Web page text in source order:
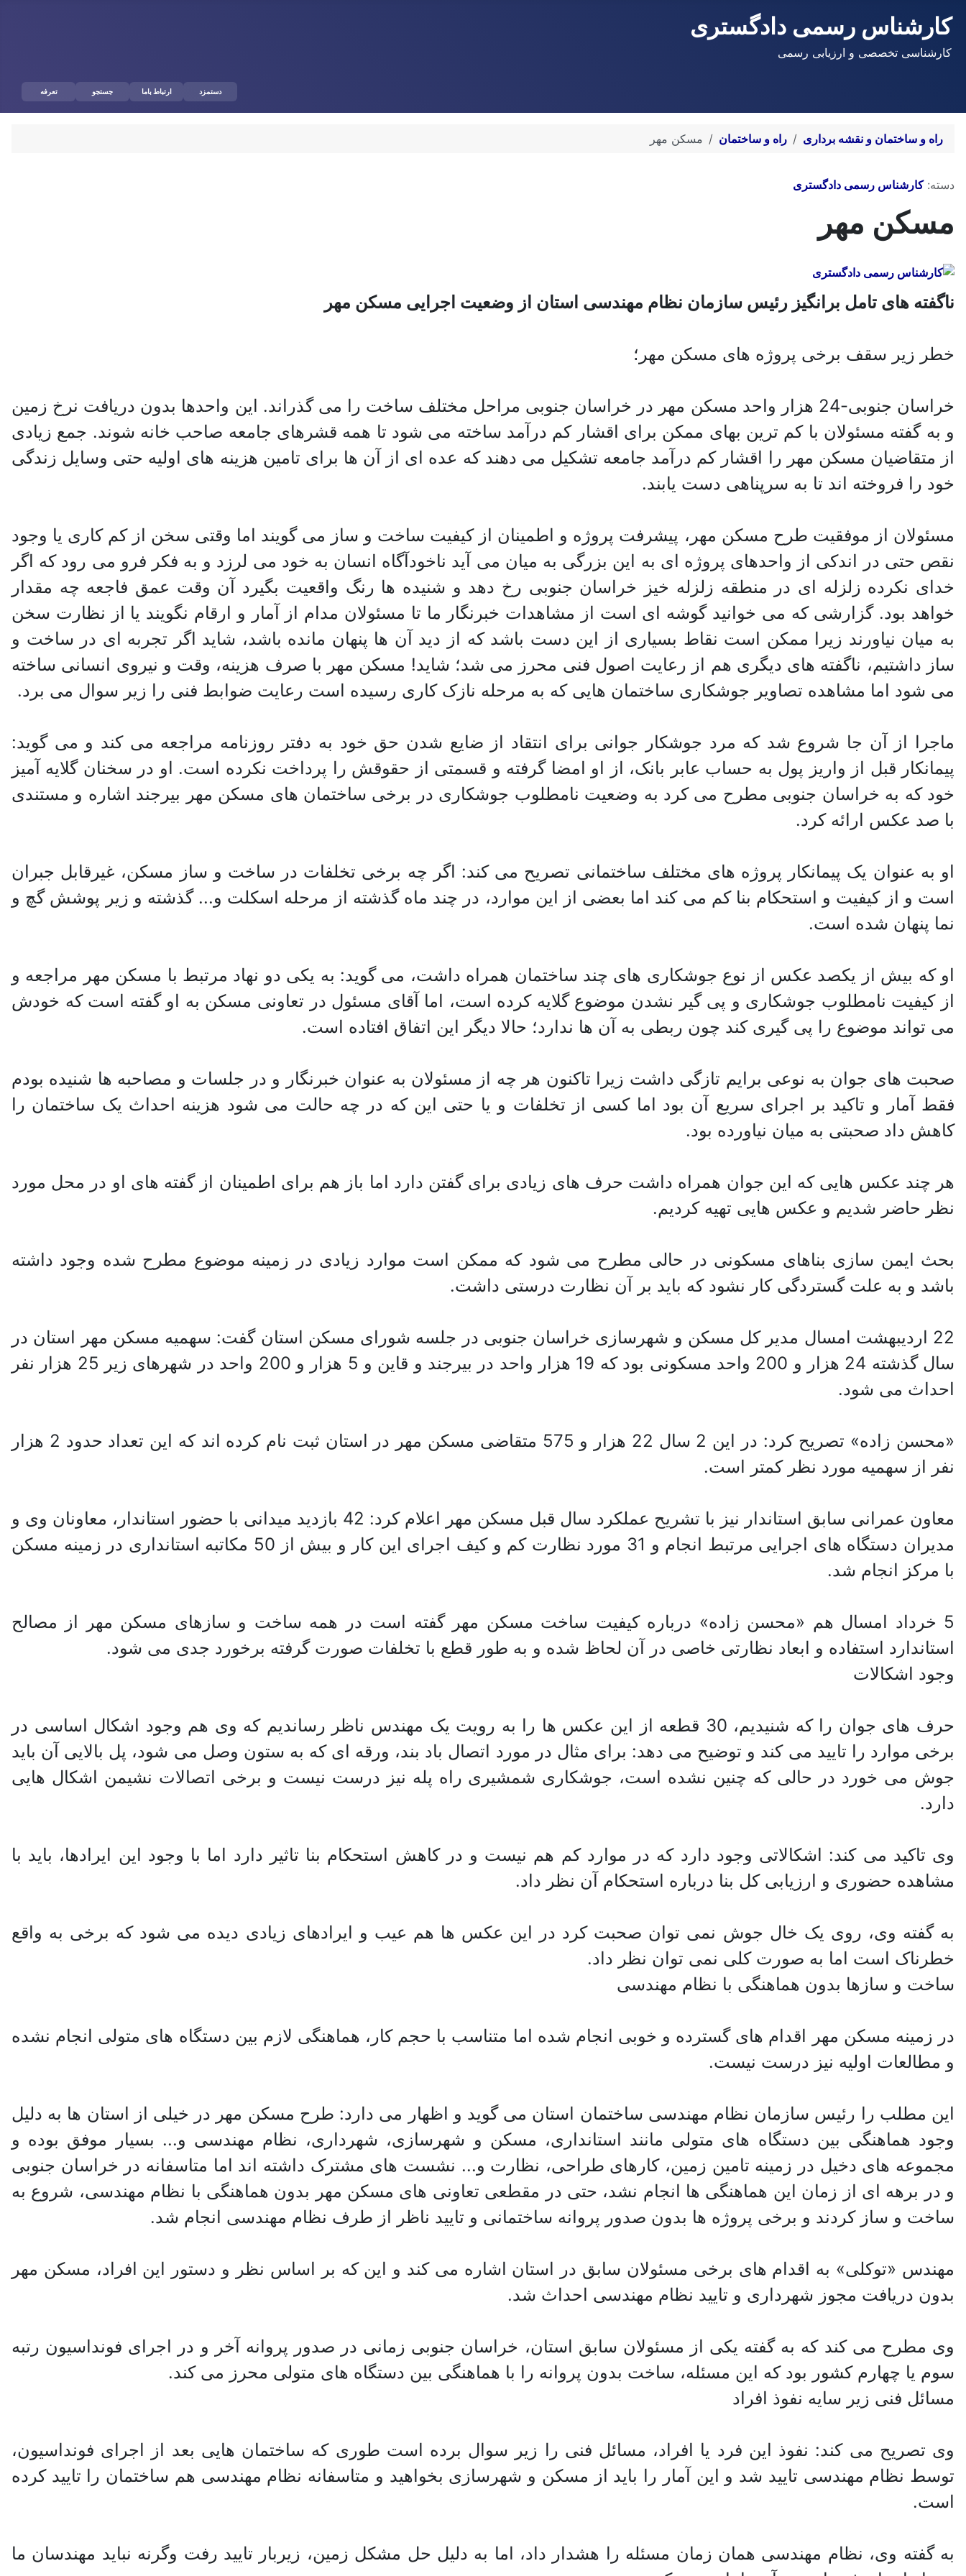
کارشناس رسمی دادگستری
کارشناسی تخصصی و ارزیابی رسمی
دستمزد ارتباط باما جستجو تعرفه
راه و ساختمان و نقشه برداری راه و ساختمان مسکن مهر
توضیحات
دسته:کارشناس رسمی دادگستری
مسکن مهر
ناگفته های تامل برانگیز رئیس سازمان نظام مهندسی استان از وضعیت اجرایی مسکن مهر
خطر زیر سقف برخی پروژه های مسکن مهر؛
خراسان جنوبی-24 هزار واحد مسکن مهر در خراسان جنوبی مراحل مختلف ساخت را می گذراند. این واحدها بدون دریافت نرخ زمین
و به گفته مسئولان با کم ترین بهای ممکن برای اقشار کم درآمد ساخته می شود تا همه قشرهای جامعه صاحب خانه شوند. جمع زیادی
از متقاضیان مسکن مهر را اقشار کم درآمد جامعه تشکیل می دهند که عده ای از آن ها برای تامین هزینه های اولیه حتی وسایل زندگی
خود را فروخته اند تا به سرپناهی دست یابند.
مسئولان از موفقیت طرح مسکن مهر، پیشرفت پروژه و اطمینان از کیفیت ساخت و ساز می گویند اما وقتی سخن از کم کاری یا وجود
نقص حتی در اندکی از واحدهای پروژه ای به این بزرگی به میان می آید ناخودآگاه انسان به خود می لرزد و به فکر فرو می رود که اگر
خدای نکرده زلزله ای در منطقه زلزله خیز خراسان جنوبی رخ دهد و شنیده ها رنگ واقعیت بگیرد آن وقت عمق فاجعه چه مقدار
خواهد بود. گزارشی که می خوانید گوشه ای است از مشاهدات خبرنگار ما تا مسئولان مدام از آمار و ارقام نگویند یا از نظارت سخن
به میان نیاورند زیرا ممکن است نقاط بسیاری از این دست باشد که از دید آن ها پنهان مانده باشد، شاید اگر تجربه ای در ساخت و
ساز داشتیم، ناگفته های دیگری هم از رعایت اصول فنی محرز می شد؛ شاید! مسکن مهر با صرف هزینه، وقت و نیروی انسانی ساخته
می شود اما مشاهده تصاویر جوشکاری ساختمان هایی که به مرحله نازک کاری رسیده است رعایت ضوابط فنی را زیر سوال می برد.
ماجرا از آن جا شروع شد که مرد جوشکار جوانی برای انتقاد از ضایع شدن حق خود به دفتر روزنامه مراجعه می کند و می گوید:
پیمانکار قبل از واریز پول به حساب عابر بانک، از او امضا گرفته و قسمتی از حقوقش را پرداخت نکرده است. او در سخنان گلایه آمیز
خود که به خراسان جنوبی مطرح می کرد به وضعیت نامطلوب جوشکاری در برخی ساختمان های مسکن مهر بیرجند اشاره و مستندی
با صد عکس ارائه کرد.
او به عنوان یک پیمانکار پروژه های مختلف ساختمانی تصریح می کند: اگر چه برخی تخلفات در ساخت و ساز مسکن، غیرقابل جبران
است و از کیفیت و استحکام بنا کم می کند اما بعضی از این موارد، در چند ماه گذشته از مرحله اسکلت و... گذشته و زیر پوشش گچ و
نما پنهان شده است.
او که بیش از یکصد عکس از نوع جوشکاری های چند ساختمان همراه داشت، می گوید: به یکی دو نهاد مرتبط با مسکن مهر مراجعه و
از کیفیت نامطلوب جوشکاری و پی گیر نشدن موضوع گلایه کرده است، اما آقای مسئول در تعاونی مسکن به او گفته است که خودش
می تواند موضوع را پی گیری کند چون ربطی به آن ها ندارد؛ حالا دیگر این اتفاق افتاده است.
صحبت های جوان به نوعی برایم تازگی داشت زیرا تاکنون هر چه از مسئولان به عنوان خبرنگار و در جلسات و مصاحبه ها شنیده بودم
فقط آمار و تاکید بر اجرای سریع آن بود اما کسی از تخلفات و یا حتی این که در چه حالت می شود هزینه احداث یک ساختمان را
کاهش داد صحبتی به میان نیاورده بود.
هر چند عکس هایی که این جوان همراه داشت حرف های زیادی برای گفتن دارد اما باز هم برای اطمینان از گفته های او در محل مورد
نظر حاضر شدیم و عکس هایی تهیه کردیم.
بحث ایمن سازی بناهای مسکونی در حالی مطرح می شود که ممکن است موارد زیادی در زمینه موضوع مطرح شده وجود داشته
باشد و به علت گستردگی کار نشود که باید بر آن نظارت درستی داشت.
22 اردیبهشت امسال مدیر کل مسکن و شهرسازی خراسان جنوبی در جلسه شورای مسکن استان گفت: سهمیه مسکن مهر استان در
سال گذشته 24 هزار و 200 واحد مسکونی بود که 19 هزار واحد در بیرجند و قاین و 5 هزار و 200 واحد در شهرهای زیر 25 هزار نفر
احداث می شود.
«محسن زاده» تصریح کرد: در این 2 سال 22 هزار و 575 متقاضی مسکن مهر در استان ثبت نام کرده اند که این تعداد حدود 2 هزار
نفر از سهمیه مورد نظر کمتر است.
معاون عمرانی سابق استاندار نیز با تشریح عملکرد سال قبل مسکن مهر اعلام کرد: 42 بازدید میدانی با حضور استاندار، معاونان وی و
مدیران دستگاه های اجرایی مرتبط انجام و 31 مورد نظارت کم و کیف اجرای این کار و بیش از 50 مکاتبه استانداری در زمینه مسکن
با مرکز انجام شد.
5 خرداد امسال هم «محسن زاده» درباره کیفیت ساخت مسکن مهر گفته است در همه ساخت و سازهای مسکن مهر از مصالح
استاندارد استفاده و ابعاد نظارتی خاصی در آن لحاظ شده و به طور قطع با تخلفات صورت گرفته برخورد جدی می شود.
وجود اشکالات
حرف های جوان را که شنیدیم، 30 قطعه از این عکس ها را به رویت یک مهندس ناظر رساندیم که وی هم وجود اشکال اساسی در
برخی موارد را تایید می کند و توضیح می دهد: برای مثال در مورد اتصال باد بند، ورقه ای که به ستون وصل می شود، پل بالایی آن باید
جوش می خورد در حالی که چنین نشده است، جوشکاری شمشیری راه پله نیز درست نیست و برخی اتصالات نشیمن اشکال هایی
دارد.
وی تاکید می کند: اشکالاتی وجود دارد که در موارد کم هم نیست و در کاهش استحکام بنا تاثیر دارد اما با وجود این ایرادها، باید با
مشاهده حضوری و ارزیابی کل بنا درباره استحکام آن نظر داد.
به گفته وی، روی یک خال جوش نمی توان صحبت کرد در این عکس ها هم عیب و ایرادهای زیادی دیده می شود که برخی به واقع
خطرناک است اما به صورت کلی نمی توان نظر داد.
ساخت و سازها بدون هماهنگی با نظام مهندسی
در زمینه مسکن مهر اقدام های گسترده و خوبی انجام شده اما متناسب با حجم کار، هماهنگی لازم بین دستگاه های متولی انجام نشده
و مطالعات اولیه نیز درست نیست.
این مطلب را رئیس سازمان نظام مهندسی ساختمان استان می گوید و اظهار می دارد: طرح مسکن مهر در خیلی از استان ها به دلیل
وجود هماهنگی بین دستگاه های متولی مانند استانداری، مسکن و شهرسازی، شهرداری، نظام مهندسی و... بسیار موفق بوده و
مجموعه های دخیل در زمینه تامین زمین، کارهای طراحی، نظارت و... نشست های مشترک داشته اند اما متاسفانه در خراسان جنوبی
و در برهه ای از زمان این هماهنگی ها انجام نشد، حتی در مقطعی تعاونی های مسکن مهر بدون هماهنگی با نظام مهندسی، شروع به
ساخت و ساز کردند و برخی پروژه ها بدون صدور پروانه ساختمانی و تایید ناظر از طرف نظام مهندسی انجام شد.
مهندس «توکلی» به اقدام های برخی مسئولان سابق در استان اشاره می کند و این که بر اساس نظر و دستور این افراد، مسکن مهر
بدون دریافت مجوز شهرداری و تایید نظام مهندسی احداث شد.
وی مطرح می کند که به گفته یکی از مسئولان سابق استان، خراسان جنوبی زمانی در صدور پروانه آخر و در اجرای فونداسیون رتبه
سوم یا چهارم کشور بود که این مسئله، ساخت بدون پروانه را با هماهنگی بین دستگاه های متولی محرز می کند.
مسائل فنی زیر سایه نفوذ افراد
وی تصریح می کند: نفوذ این فرد یا افراد، مسائل فنی را زیر سوال برده است طوری که ساختمان هایی بعد از اجرای فونداسیون،
توسط نظام مهندسی تایید شد و این آمار را باید از مسکن و شهرسازی بخواهید و متاسفانه نظام مهندسی هم ساختمان را تایید کرده
است.
به گفته وی، نظام مهندسی همان زمان مسئله را هشدار داد، اما به دلیل حل مشکل زمین، زیربار تایید رفت وگرنه نباید مهندسان ما